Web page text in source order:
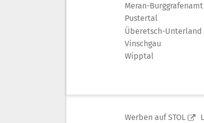
Meran-Burggrafenamt
Pustertal
Überetsch-Unterland
Vinschgau
Wipptal
Werben auf STOL